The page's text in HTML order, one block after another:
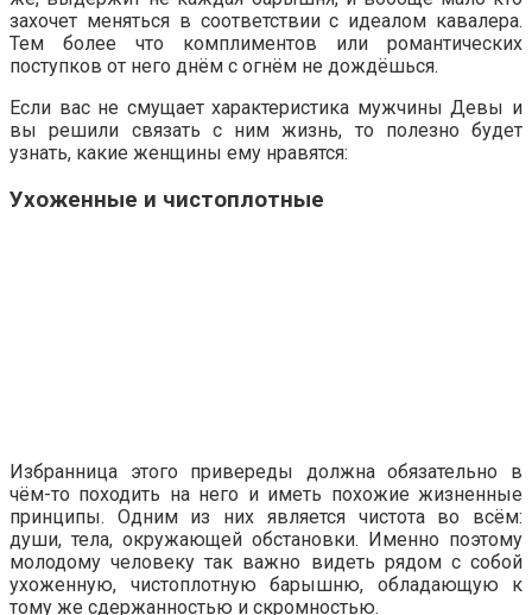
захочет меняться в соответствии с идеалом кавалера.
Тем более что комплиментов или романтических
поступков от него днём с огнём не дождёшься.
Если вас не смущает характеристика мужчины Девы и
вы решили связать с ним жизнь, то полезно будет
узнать, какие женщины ему нравятся:
Ухоженные и чистоплотные
Избранница этого привереды должна обязательно в
чём-то походить на него и иметь похожие жизненные
принципы. Одним из них является чистота во всём:
души, тела, окружающей обстановки. Именно поэтому
молодому человеку так важно видеть рядом с собой
ухоженную, чистоплотную барышню, обладающую к
тому же сдержанностью и скромностью.